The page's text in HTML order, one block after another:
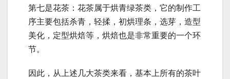
第七是花茶：花茶属于烘青绿茶类，它的制作工
序主要包括杀青，轻揉，初烘理条，选芽，造型
美化，定型烘焙等，烘焙也是非常重要的一个环
节。
因此，从上述几大茶类来看，基本上所有的茶叶